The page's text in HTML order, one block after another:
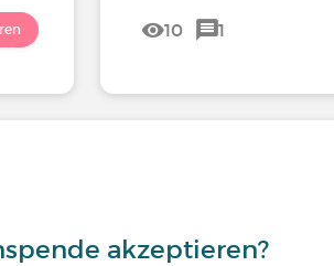
10 1
akzeptieren?